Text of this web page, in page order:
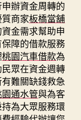
辦資金周轉的
商家板橋當舖
金需求幫助申
障的借款服務
桃園汽車借款為
眾在資金週轉
難關缺錢救急
通水管與為客
為大眾服務環